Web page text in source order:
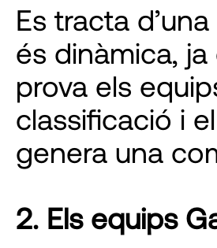
Es tracta
és dinàmica,
prova els
classificació i
genera una
2. Els equips